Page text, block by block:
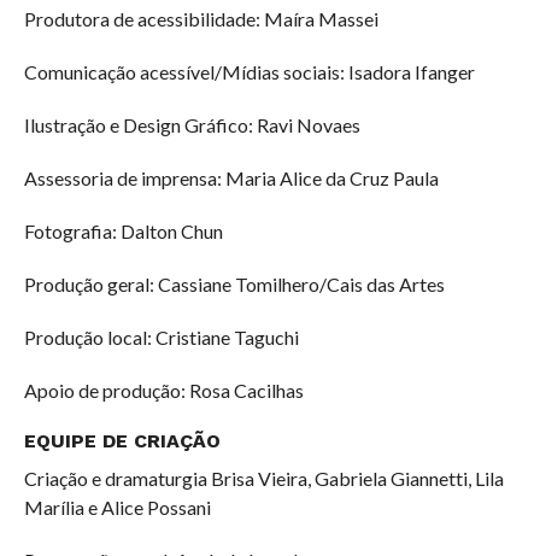
Produtora de acessibilidade: Maíra Massei
Comunicação acessível/Mídias sociais: Isadora Ifanger
Ilustração e Design Gráfico: Ravi Novaes
Assessoria de imprensa: Maria Alice da Cruz Paula
Fotografia: Dalton Chun
Produção geral: Cassiane Tomilhero/Cais das Artes
Produção local: Cristiane Taguchi
Apoio de produção: Rosa Cacilhas
EQUIPE DE CRIAÇÃO
Criação e dramaturgia Brisa Vieira, Gabriela Giannetti, Lila
Marília e Alice Possani